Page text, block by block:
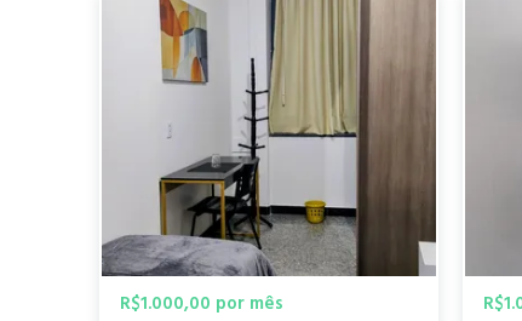
R$1.000,00 por mês